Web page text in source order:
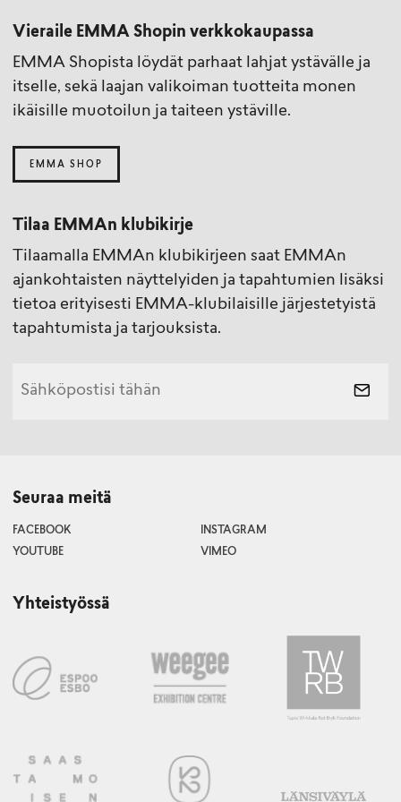
Vieraile EMMA Shopin verkkokaupassa
EMMA Shopista löydät parhaat lahjat ystävälle ja
itselle, sekä laajan valikoiman tuotteita monen
ikäisille muotoilun ja taiteen ystäville.
EMMA SHOP
Tilaa EMMAn klubikirje
Tilaamalla EMMAn klubikirjeen saat EMMAn
ajankohtaisten näyttelyiden ja tapahtumien lisäksi
tietoa erityisesti EMMA-klubilaisille järjestetyistä
tapahtumista ja tarjouksista.
Seuraa meitä
FACEBOOK
INSTAGRAM
YOUTUBE
VIMEO
Yhteistyössä